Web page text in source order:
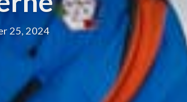
25, 2024